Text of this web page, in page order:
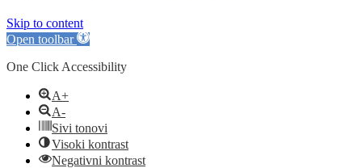
Skip to content
Open toolbar
One Click Accessibility
A+
A-
Sivi tonovi
Visoki kontrast
Negativni kontrast